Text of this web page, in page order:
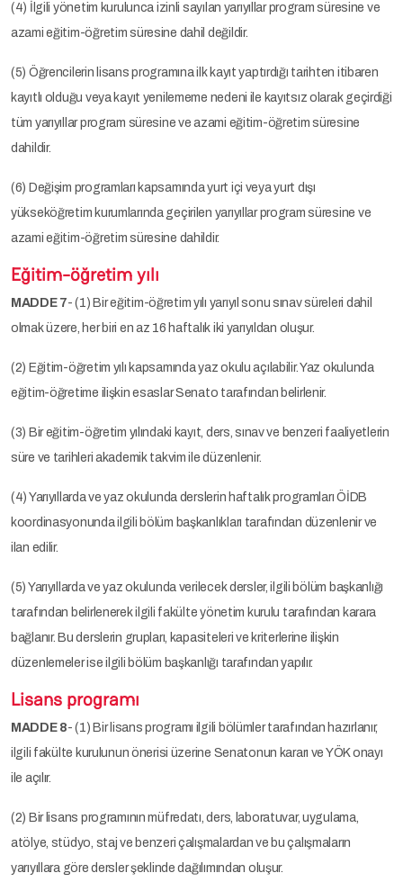
(4) İlgili yönetim kurulunca izinli sayılan yarıyıllar program süresine ve
azami eğitim-öğretim süresine dahil değildir.
(5) Öğrencilerin lisans programına ilk kayıt yaptırdığı tarihten itibaren
kayıtlı olduğu veya kayıt yenilememe nedeni ile kayıtsız olarak geçirdiği
tüm yarıyıllar program süresine ve azami eğitim-öğretim süresine
dahildir.
(6) Değişim programları kapsamında yurt içi veya yurt dışı
yükseköğretim kurumlarında geçirilen yarıyıllar program süresine ve
azami eğitim-öğretim süresine dahildir.
Eğitim-öğretim yılı
MADDE 7- (1) Bir eğitim-öğretim yılı yarıyıl sonu sınav süreleri dahil
olmak üzere, her biri en az 16 haftalık iki yarıyıldan oluşur.
(2) Eğitim-öğretim yılı kapsamında yaz okulu açılabilir. Yaz okulunda
eğitim-öğretime ilişkin esaslar Senato tarafından belirlenir.
(3) Bir eğitim-öğretim yılındaki kayıt, ders, sınav ve benzeri faaliyetlerin
süre ve tarihleri akademik takvim ile düzenlenir.
(4) Yarıyıllarda ve yaz okulunda derslerin haftalık programları ÖİDB
koordinasyonunda ilgili bölüm başkanlıkları tarafından düzenlenir ve
ilan edilir.
(5) Yarıyıllarda ve yaz okulunda verilecek dersler, ilgili bölüm başkanlığı
tarafından belirlenerek ilgili fakülte yönetim kurulu tarafından karara
bağlanır. Bu derslerin grupları, kapasiteleri ve kriterlerine ilişkin
düzenlemeler ise ilgili bölüm başkanlığı tarafından yapılır.
Lisans programı
MADDE 8- (1) Bir lisans programı ilgili bölümler tarafından hazırlanır,
ilgili fakülte kurulunun önerisi üzerine Senatonun kararı ve YÖK onayı
ile açılır.
(2) Bir lisans programının müfredatı, ders, laboratuvar, uygulama,
atölye, stüdyo, staj ve benzeri çalışmalardan ve bu çalışmaların
yarıyıllara göre dersler şeklinde dağılımından oluşur.